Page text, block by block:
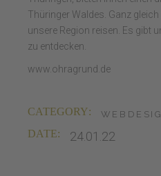
Thüringer Waldes. Ganz
unsere Region reisen. Es gibt
zu entdecken.
www.ohragrund.de
CATEGORY:
DATE: 24.01.22